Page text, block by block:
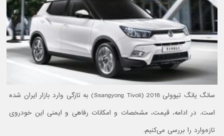
سانگ یانگ تیوولی 2018 (Ssangyong Tivoli) به تازگی وارد بازار ایران شده
است. در ادامه، قیمت، مشخصات و امکانات رفاهی و ایمنی این خودروی
تازه‌وارد را بررسی می‌کنیم.